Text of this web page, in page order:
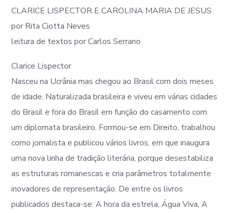
CLARICE LISPECTOR E CAROLINA MARIA DE JESUS
por Rita Ciotta Neves
leitura de textos por Carlos Serrano
Clarice Lispector
Nasceu na Ucrânia mas chegou ao Brasil com dois meses
de idade. Naturalizada brasileira e viveu em várias cidades
do Brasil e fora do Brasil em função do casamento com
um diplomata brasileiro. Formou-se em Direito, trabalhou
como jornalista e publicou vários livros, em que inaugura
uma nova linha de tradição literária, porque desestabiliza
as estruturas romanescas e cria parâmetros totalmente
inovadores de representação. De entre os livros
publicados destaca-se: A hora da estrela, Água Viva, A